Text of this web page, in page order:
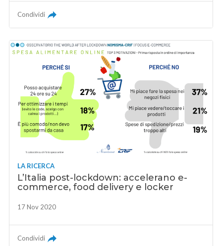
Condividi
LA RICERCA
L’Italia post-lockdown: accelerano e-
commerce, food delivery e locker
17 Nov 2020
Condividi